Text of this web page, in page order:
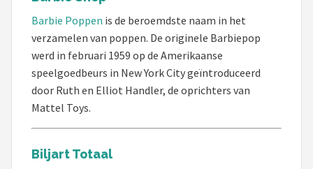
AXA
New Looxs
BBB Cycling
Schwalbe
Barbie Poppen is de beroemdste naam in het
verzamelen van poppen. De originele Barbiepop
werd in februari 1959 op de Amerikaanse
speelgoedbeurs in New York City geïntroduceerd
door Ruth en Elliot Handler, de oprichters van
Mattel Toys.
Biljart Totaal